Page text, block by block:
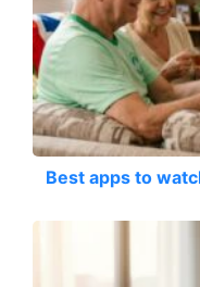
Best apps to